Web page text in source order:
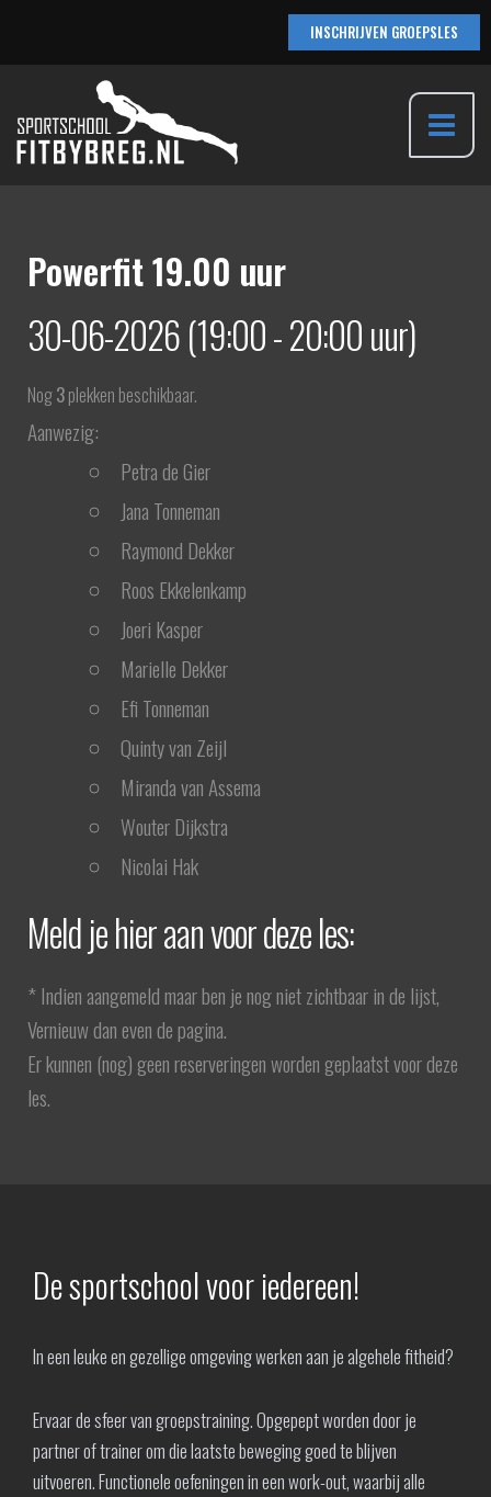
inhoud
INSCHRIJVEN GROEPSLES
Main
Powerfit 19.00 uur
30-06-2026 (19:00 - 20:00 uur)
Nog3plekken beschikbaar.
Aanwezig:
Petra de Gier
Jana Tonneman
Raymond Dekker
Roos Ekkelenkamp
Joeri Kasper
Marielle Dekker
Efi Tonneman
Quinty van Zeijl
Miranda van Assema
Wouter Dijkstra
Nicolai Hak
Meld je hier aan voor deze les:
* Indien aangemeld maar ben je nog niet zichtbaar in de lijst,
Vernieuw dan even de pagina.
Er kunnen (nog) geen reserveringen worden geplaatst voor deze
les.
De sportschool voor iedereen!
In een leuke en gezellige omgeving werken aan je algehele fitheid?
Ervaar de sfeer van groepstraining. Opgepept worden door je
partner of trainer om die laatste beweging goed te blijven
uitvoeren. Functionele oefeningen in een work-out, waarbij alle